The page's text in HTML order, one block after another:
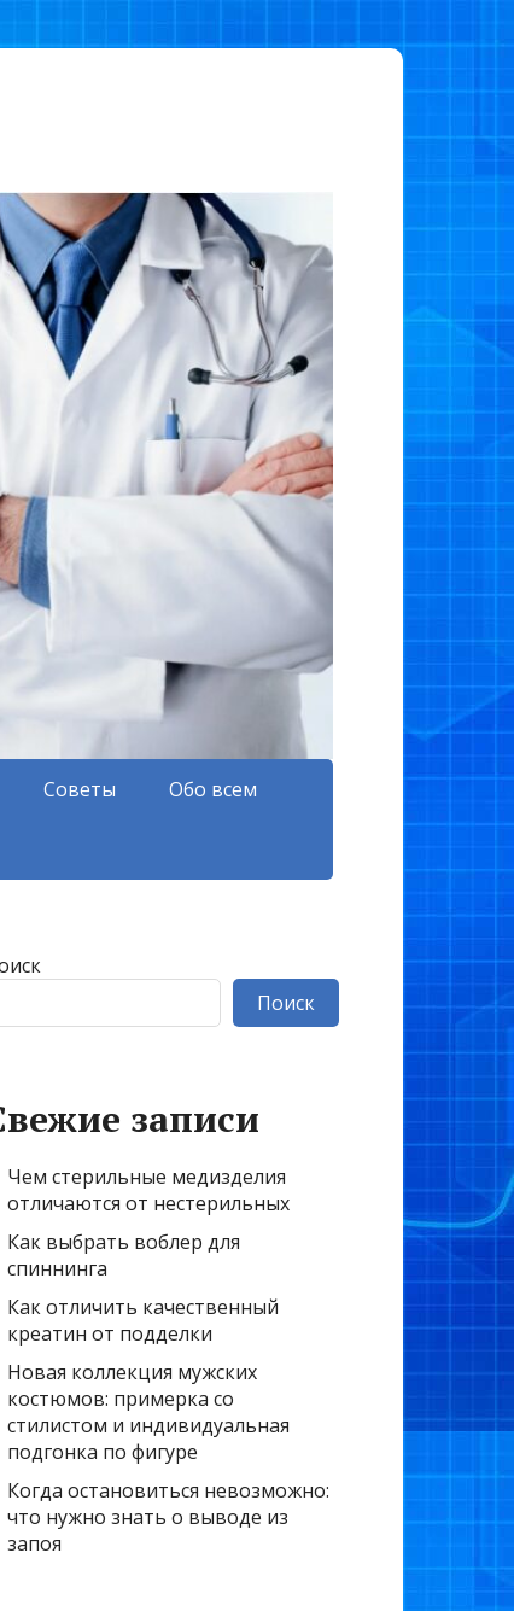
Советы Обо всем
Поиск
записи
Чем стерильные медизделия
отличаются от нестерильных
Как выбрать воблер для
спиннинга
Как отличить качественный
креатин от подделки
Новая коллекция мужских
костюмов: примерка со
стилистом и индивидуальная
подгонка по фигуре
Когда остановиться невозможно:
что нужно знать о выводе из
запоя